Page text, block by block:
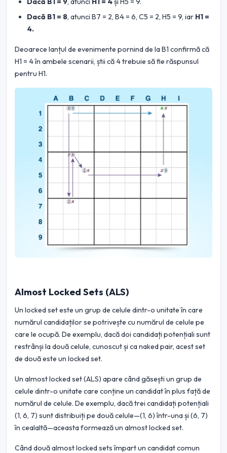
Dacă B1 = 8, atunci B7 = 2, B4 = 6, C5 = 2, H5 = 9, iar H1 =
4.
Deoarece lanțul de evenimente pornind de la B1 confirmă că
H1 = 4 în ambele scenarii, știi că 4 trebuie să fie răspunsul
pentru H1.
Almost Locked Sets (ALS)
Un locked set este un grup de celule dintr-o unitate în care
numărul candidaților se potrivește cu numărul de celule pe
care le ocupă. De exemplu, dacă doi candidați potențiali sunt
restrânși la două celule, cunoscut și ca naked pair, acest set
de două este un locked set.
Un almost locked set (ALS) apare când găsești un grup de
celule dintr-o unitate care conține un candidat în plus față de
numărul de celule. De exemplu, dacă trei candidați potențiali
(1, 6, 7) sunt distribuiți pe două celule—(1, 6) într-una și (6, 7)
în cealaltă—aceasta formează un almost locked set.
Când două almost locked sets împart un candidat comun